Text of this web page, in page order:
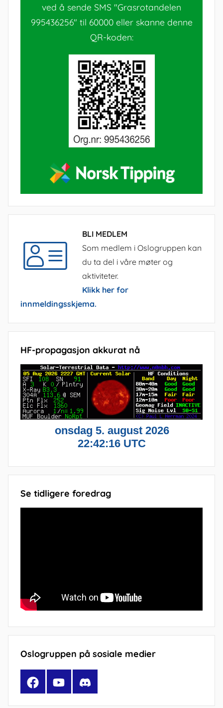
ved å sende SMS "Grasrotandelen
995436256" til 60000 eller skanne denne
QR-koden:
BLI MEDLEM
Som medlem i Oslogruppen kan
du ta del i våre møter og
aktiviteter.
Klikk her for
innmeldingsskjema.
HF-propagasjon akkurat nå
Se tidligere foredrag
Oslogruppen på sosiale medier
FacebookYouTubeDiscord